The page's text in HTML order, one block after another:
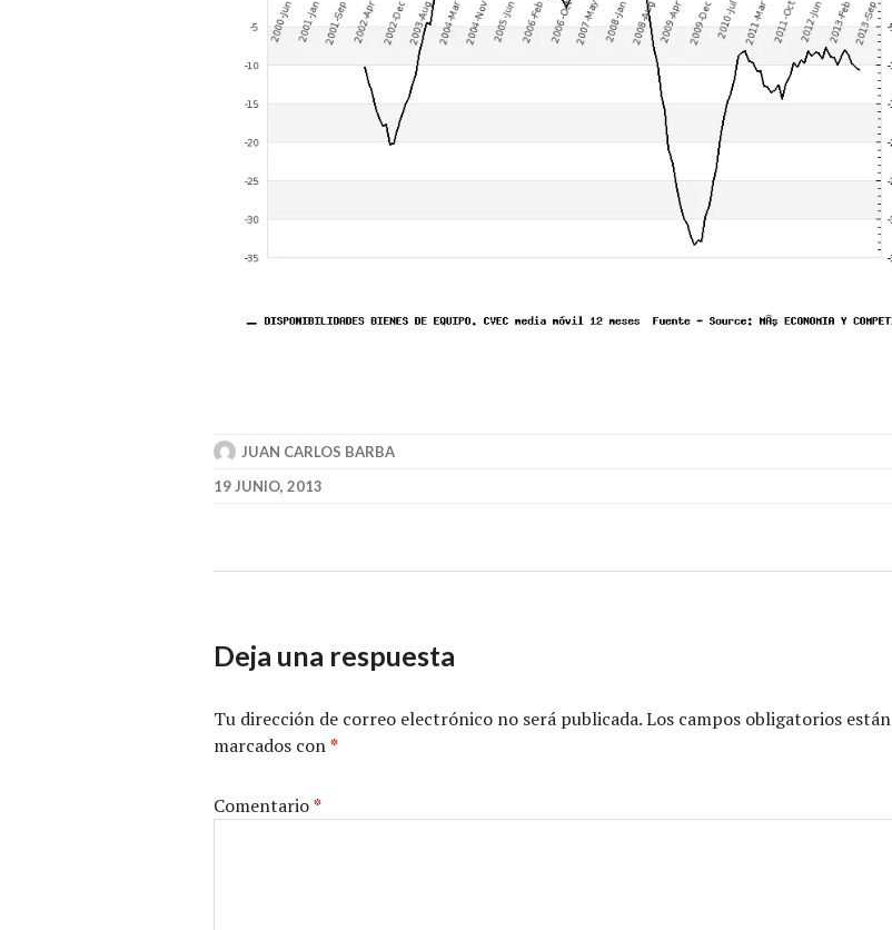
JUAN CARLOS BARBA
19 JUNIO, 2013
Deja una respuesta
Tu dirección de correo electrónico no será publicada.Los campos obligatorios están
marcados con*
Comentario*